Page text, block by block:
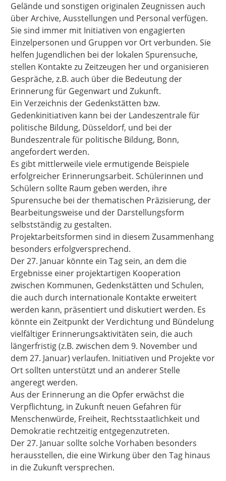
Gelände und sonstigen originalen Zeugnissen auch
über Archive, Ausstellungen und Personal verfügen.
Sie sind immer mit Initiativen von engagierten
Einzelpersonen und Gruppen vor Ort verbunden. Sie
helfen Jugendlichen bei der lokalen Spurensuche,
stellen Kontakte zu Zeitzeugen her und organisieren
Gespräche, z.B. auch über die Bedeutung der
Erinnerung für Gegenwart und Zukunft.
Ein Verzeichnis der Gedenkstätten bzw.
Gedenkinitiativen kann bei der Landeszentrale für
politische Bildung, Düsseldorf, und bei der
Bundeszentrale für politische Bildung, Bonn,
angefordert werden.
Es gibt mittlerweile viele ermutigende Beispiele
erfolgreicher Erinnerungsarbeit. Schülerinnen und
Schülern sollte Raum geben werden, ihre
Spurensuche bei der thematischen Präzisierung, der
Bearbeitungsweise und der Darstellungsform
selbstständig zu gestalten.
Projektarbeitsformen sind in diesem Zusammenhang
besonders erfolgversprechend.
Der 27. Januar könnte ein Tag sein, an dem die
Ergebnisse einer projektartigen Kooperation
zwischen Kommunen, Gedenkstätten und Schulen,
die auch durch internationale Kontakte erweitert
werden kann, präsentiert und diskutiert werden. Es
könnte ein Zeitpunkt der Verdichtung und Bündelung
vielfältiger Erinnerungsaktivitäten sein, die auch
längerfristig (z.B. zwischen dem 9. November und
dem 27. Januar) verlaufen. Initiativen und Projekte vor
Ort sollten unterstützt und an anderer Stelle
angeregt werden.
Aus der Erinnerung an die Opfer erwächst die
Verpflichtung, in Zukunft neuen Gefahren für
Menschenwürde, Freiheit, Rechtsstaatlichkeit und
Demokratie rechtzeitig entgegenzutreten.
Der 27. Januar sollte solche Vorhaben besonders
herausstellen, die eine Wirkung über den Tag hinaus
in die Zukunft versprechen.